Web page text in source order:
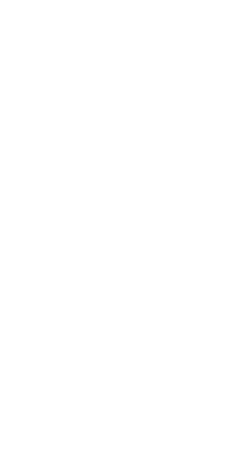
y Hannah es solo la peor amiga prostituta que se
a mamá, pero ya estamos acostumbradas a su
la persona que está llamando, pero mi hermana
palabras, pero Emma es muy buena en eso. No es